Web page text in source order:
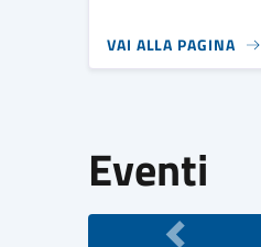
VAI ALLA PAGINA
Eventi